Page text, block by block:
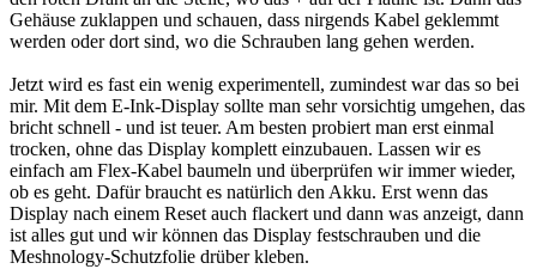
Gehäuse zuklappen und schauen, dass nirgends Kabel geklemmt
werden oder dort sind, wo die Schrauben lang gehen werden.
Jetzt wird es fast ein wenig experimentell, zumindest war das so bei
mir. Mit dem E-Ink-Display sollte man sehr vorsichtig umgehen, das
bricht schnell - und ist teuer. Am besten probiert man erst einmal
trocken, ohne das Display komplett einzubauen. Lassen wir es
einfach am Flex-Kabel baumeln und überprüfen wir immer wieder,
ob es geht. Dafür braucht es natürlich den Akku. Erst wenn das
Display nach einem Reset auch flackert und dann was anzeigt, dann
ist alles gut und wir können das Display festschrauben und die
Meshnology-Schutzfolie drüber kleben.